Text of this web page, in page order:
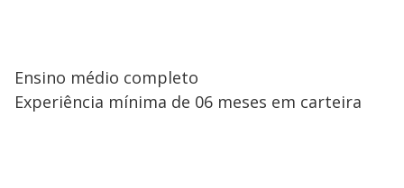
Ensino médio completo
Experiência mínima de 06 meses em carteira